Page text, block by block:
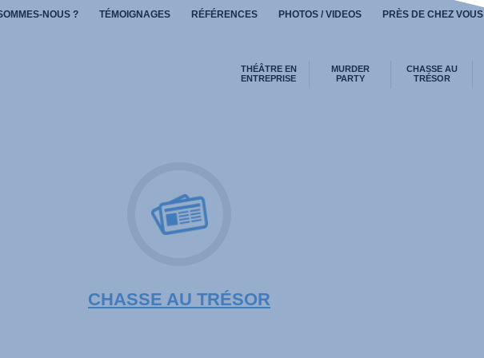
NOUS ? TÉMOIGNAGES RÉFÉRENCES PHOTOS / VIDEOS PRÈS DE CHEZ VOUS
THÉÂTRE EN
ENTREPRISE
MURDER
PARTY
CHASSE AU
TRÉSOR
CHASSE AU TRÉSOR